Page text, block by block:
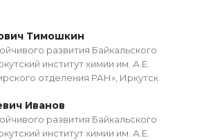
Тимошкин
развития Байкальского
институт химии им. А.Е.
отделения РАН», Иркутск
Иванов
развития Байкальского
институт химии им. А.Е.